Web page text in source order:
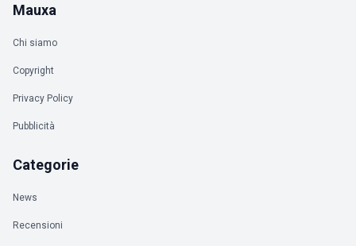
Mauxa
Chi siamo
Copyright
Privacy Policy
Pubblicità
Categorie
News
Recensioni